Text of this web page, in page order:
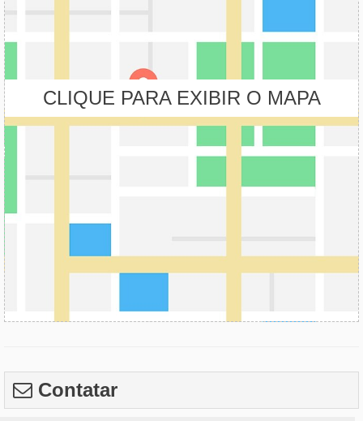
CLIQUE PARA EXIBIR O MAPA
Contatar